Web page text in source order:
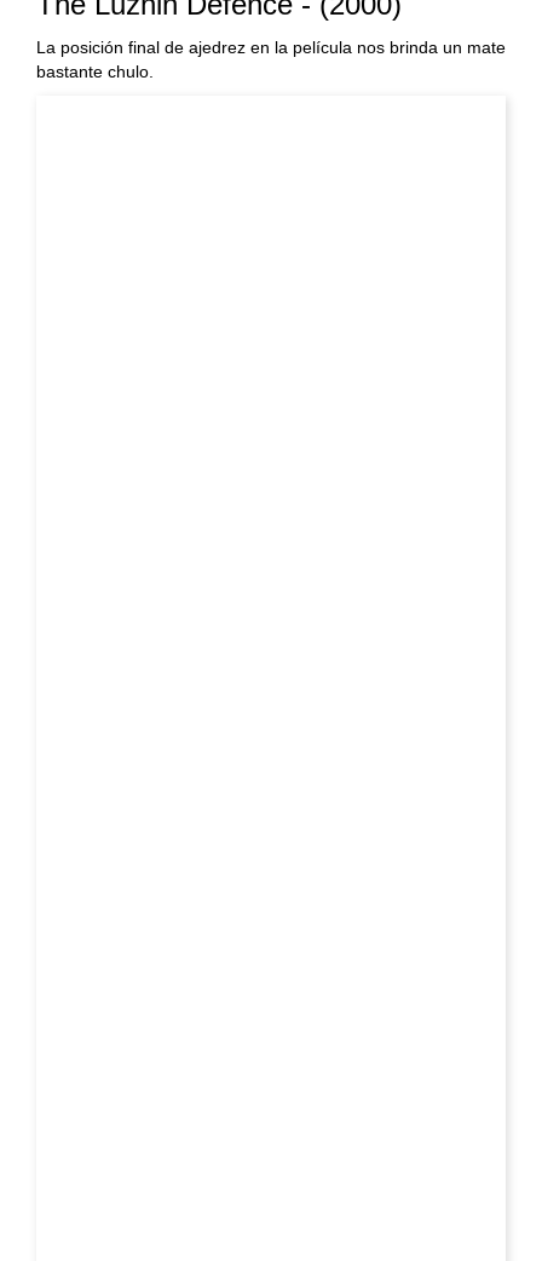
La posición final de ajedrez en la película nos brinda un mate
bastante chulo.